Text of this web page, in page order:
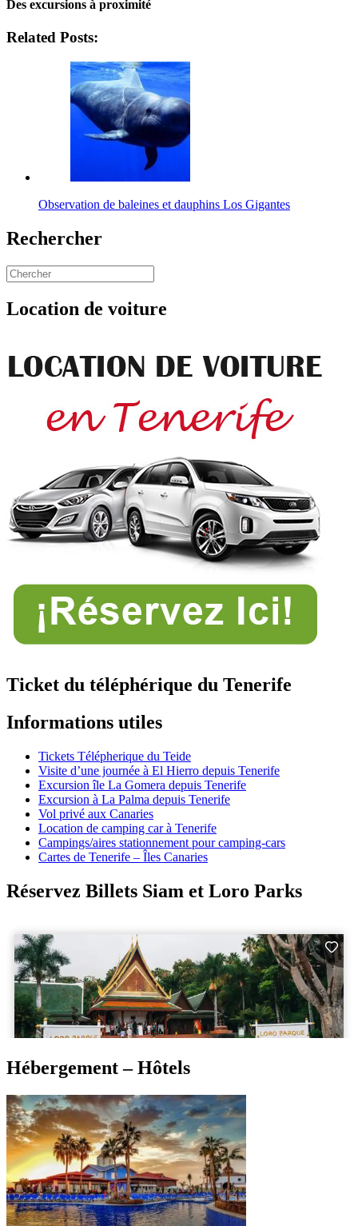
Des excursions à proximité
Related Posts:
Observation de baleines et dauphins Los Gigantes
Rechercher
Location de voiture
Ticket du téléphérique du Tenerife
Informations utiles
Tickets Télépherique du Teide
Visite d’une journée à El Hierro depuis Tenerife
Excursion île La Gomera depuis Tenerife
Excursion à La Palma depuis Tenerife
Vol privé aux Canaries
Location de camping car à Tenerife
Campings/aires stationnement pour camping-cars
Cartes de Tenerife – Îles Canaries
Réservez Billets Siam et Loro Parks
Hébergement – Hôtels